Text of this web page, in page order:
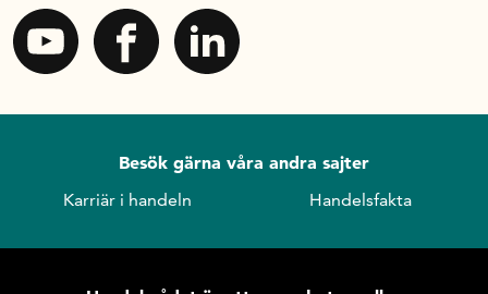
Besök gärna våra andra sajter
Karriär i handeln Handelsfakta